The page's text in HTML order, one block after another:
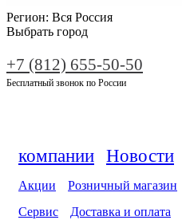
Регион: Вся Россия
Выбрать город
+7 (812) 655-50-50
Бесплатный звонок по России
компании Новости
Акции Розничный магазин
Сервис
Доставка и оплата